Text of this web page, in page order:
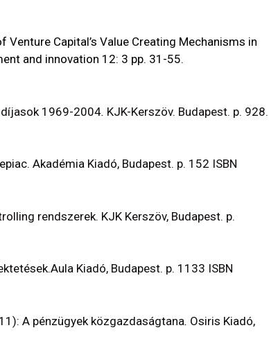
Venture Capital’s Value Creating Mechanisms in
and innovation 12: 3 pp. 31-55.
1969-2004. KJK-Kerszöv. Budapest. p. 928.
Akadémia Kiadó, Budapest. p. 152 ISBN
rendszerek. KJK Kerszöv, Budapest. p.
Kiadó, Budapest. p. 1133 ISBN
A pénzügyek közgazdaságtana. Osiris Kiadó,